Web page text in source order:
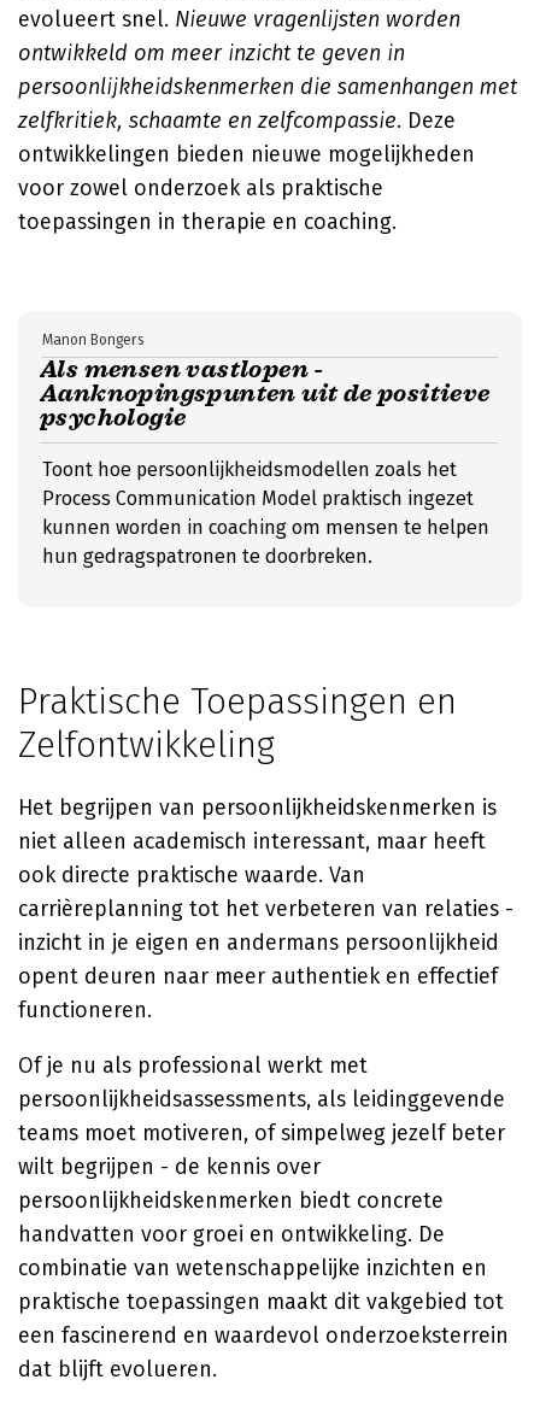
evolueert snel. Nieuwe vragenlijsten worden
ontwikkeld om meer inzicht te geven in
persoonlijkheidskenmerken die samenhangen met
zelfkritiek, schaamte en zelfcompassie. Deze
ontwikkelingen bieden nieuwe mogelijkheden
voor zowel onderzoek als praktische
toepassingen in therapie en coaching.
Als mensen vastlopen -
Aanknopingspunten uit de positieve
psychologie
Manon Bongers
Toont hoe persoonlijkheidsmodellen zoals het
Process Communication Model praktisch ingezet
kunnen worden in coaching om mensen te helpen
hun gedragspatronen te doorbreken.
Praktische Toepassingen en
Zelfontwikkeling
Het begrijpen van persoonlijkheidskenmerken is
niet alleen academisch interessant, maar heeft
ook directe praktische waarde. Van
carrièreplanning tot het verbeteren van relaties -
inzicht in je eigen en andermans persoonlijkheid
opent deuren naar meer authentiek en effectief
functioneren.
Of je nu als professional werkt met
persoonlijkheidsassessments, als leidinggevende
teams moet motiveren, of simpelweg jezelf beter
wilt begrijpen - de kennis over
persoonlijkheidskenmerken biedt concrete
handvatten voor groei en ontwikkeling. De
combinatie van wetenschappelijke inzichten en
praktische toepassingen maakt dit vakgebied tot
een fascinerend en waardevol onderzoeksterrein
dat blijft evolueren.